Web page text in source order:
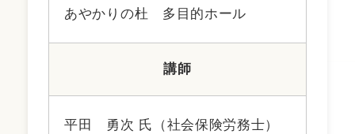
あやかりの杜 多目的ホール
講師
平田 勇次 氏（社会保険労務士）